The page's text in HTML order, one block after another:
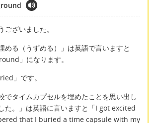
ございました。
める（うずめる）」は英語で言いますと
」になります。
」です。
でタイムカプセルを埋めたことを思い出し
た。」は英語に言いますと「I got excited
that I buried a time capsule with my